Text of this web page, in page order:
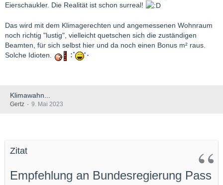
Eierschaukler. Die Realität ist schon surreal!
Das wird mit dem Klimagerechten und angemessenen Wohnraum
noch richtig "lustig", vielleicht quetschen sich die zuständigen
Beamten, für sich selbst hier und da noch einen Bonus m² raus.
Solche Idioten.
Klimawahn...
Gertz 9. Mai 2023
Zitat
Empfehlung an Bundesregierung Pass